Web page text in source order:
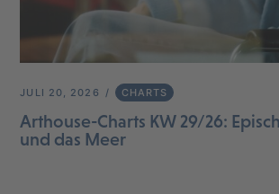
JULI 20, 2026 CHARTS
Arthouse-Charts KW 29/26:
und das Meer